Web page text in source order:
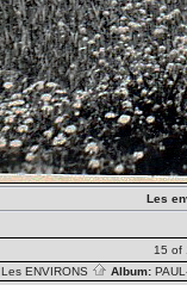
Les
15 of
Les ENVIRONS Album: